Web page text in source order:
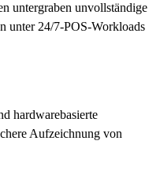
untergraben unvollständige
unter 24/7-POS-Workloads
hardwarebasierte
Aufzeichnung von